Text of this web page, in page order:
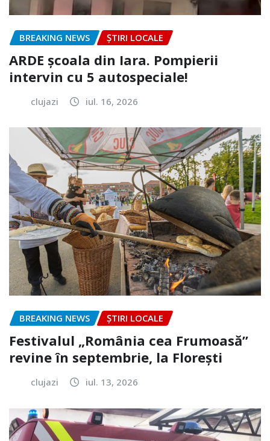
BREAKING NEWS ȘTIRI LOCALE
ARDE școala din Iara. Pompierii
intervin cu 5 autospeciale!
clujazi iul. 16, 2026
BREAKING NEWS ȘTIRI LOCALE
Festivalul „România cea Frumoasă”
revine în septembrie, la Florești
clujazi iul. 13, 2026